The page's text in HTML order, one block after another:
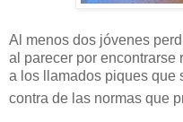
Al menos dos jóvenes
al parecer por
a los llamados piques que
contra de las normas que